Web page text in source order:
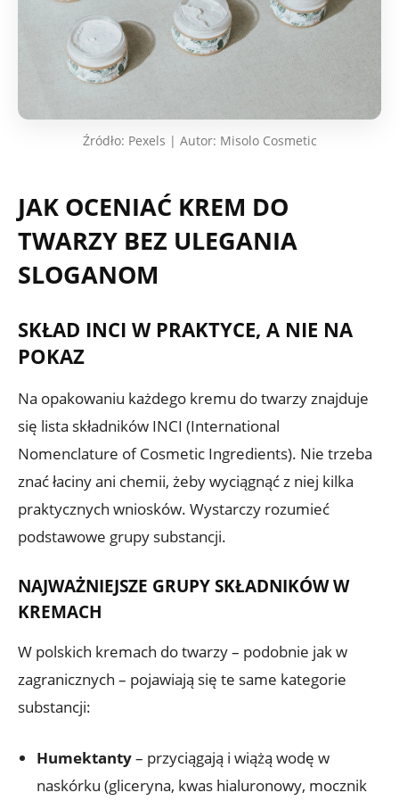
Źródło: Pexels | Autor: Misolo Cosmetic
JAK OCENIAĆ KREM DO
TWARZY BEZ ULEGANIA
SLOGANOM
SKŁAD INCI W PRAKTYCE, A NIE NA
POKAZ
Na opakowaniu każdego kremu do twarzy znajduje
się lista składników INCI (International
Nomenclature of Cosmetic Ingredients). Nie trzeba
znać łaciny ani chemii, żeby wyciągnąć z niej kilka
praktycznych wniosków. Wystarczy rozumieć
podstawowe grupy substancji.
NAJWAŻNIEJSZE GRUPY SKŁADNIKÓW W
KREMACH
W polskich kremach do twarzy – podobnie jak w
zagranicznych – pojawiają się te same kategorie
substancji:
Humektanty– przyciągają i wiążą wodę w
naskórku (gliceryna, kwas hialuronowy, mocznik